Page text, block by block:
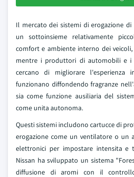
Il mercato dei sistemi di erogazione
un sottoinsieme relativamente
comfort e ambiente interno dei
mentre i produttori di automobili e
cercano di migliorare l'esperienza
funzionano diffondendo fragranze
sia come funzione ausiliaria del
come unita autonoma.
Questi sistemi includono cartucce di
erogazione come un ventilatore o un
elettronici per impostare intensita e
Nissan ha sviluppato un sistema
diffusione di aromi con il